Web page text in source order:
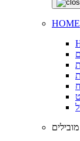
HOME